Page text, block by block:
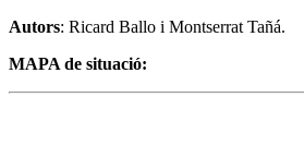
Autors: Ricard Ballo i Montserrat Tañá.
MAPA de situació: